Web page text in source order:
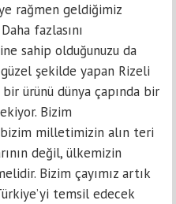
rağmen geldiğimiz
fazlasını
sahip olduğunuzu da
şekilde yapan Rizeli
ürünü dünya çapında bir
Bizim
bizim milletimizin alın teri
değil, ülkemizin
Bizim çayımız artık
temsil edecek